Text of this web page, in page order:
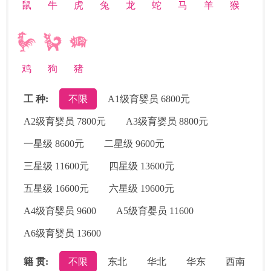
鼠 牛 虎 兔 龙 蛇 马 羊 猴
鸡 狗 猪
工 种: 不限 A1级育婴员 6800元
A2级育婴员 7800元 A3级育婴员 8800元
一星级 8600元 二星级 9600元
三星级 11600元 四星级 13600元
五星级 16600元 六星级 19600元
A4级育婴员 9600 A5级育婴员 11600
A6级育婴员 13600
籍 贯: 不限 东北 华北 华东 西南